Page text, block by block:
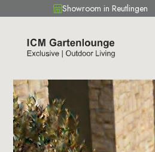
Showroom in Reutlingen